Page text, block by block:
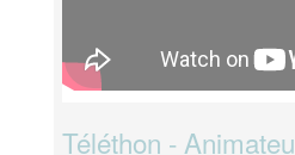
Téléthon -